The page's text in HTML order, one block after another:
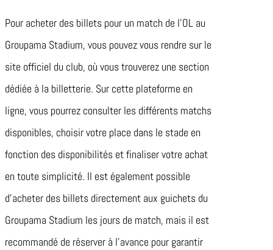
Pour acheter des billets pour un match de l’OL au
Groupama Stadium, vous pouvez vous rendre sur le
site officiel du club, où vous trouverez une section
dédiée à la billetterie. Sur cette plateforme en
ligne, vous pourrez consulter les différents matchs
disponibles, choisir votre place dans le stade en
fonction des disponibilités et finaliser votre achat
en toute simplicité. Il est également possible
d’acheter des billets directement aux guichets du
Groupama Stadium les jours de match, mais il est
recommandé de réserver à l’avance pour garantir